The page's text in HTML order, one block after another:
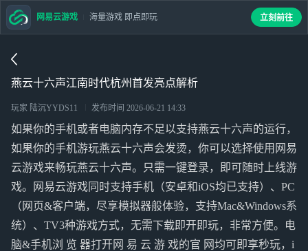
燕云十六声江南时代杭州首发亮点解析
玩家 陆沉YYDS11 发布时间 2026-06-21 14:33
如果你的手机或者电脑内存不足以支持燕云十六声的运行，
如果你的手机游玩燕云十六声会发烫，你可以选择使用网易
云游戏来畅玩燕云十六声。只需一键登录，即可随时上线游
戏。网易云游戏同时支持手机（安卓和iOS均已支持）、PC
（网页&客户端，尽享模拟器般体验，支持Mac&Windows系
统）、TV3种游戏方式，无需下载即开即玩，非常方便。电
脑&手机浏 览 器打开网 易 云 游 戏的官 网均可即享秒玩，i
网易云游戏 海量游戏 即点即玩 立刻前往